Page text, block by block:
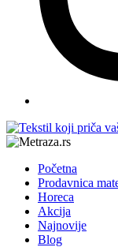
Početna
Prodavnica
Horeca
Akcija
Najnovije
Blog